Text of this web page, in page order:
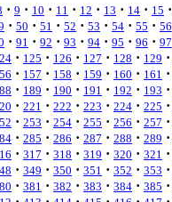
· 9 · 10 · 11 · 12 · 13 · 14 · 15 ·
· 50 · 51 · 52 · 53 · 54 · 55 · 56
· 91 · 92 · 93 · 94 · 95 · 96 · 97
· 125 · 126 · 127 · 128 · 129 ·
· 157 · 158 · 159 · 160 · 161 ·
· 189 · 190 · 191 · 192 · 193 ·
· 221 · 222 · 223 · 224 · 225 ·
· 253 · 254 · 255 · 256 · 257 ·
· 285 · 286 · 287 · 288 · 289 ·
· 317 · 318 · 319 · 320 · 321 ·
· 349 · 350 · 351 · 352 · 353 ·
· 381 · 382 · 383 · 384 · 385 ·